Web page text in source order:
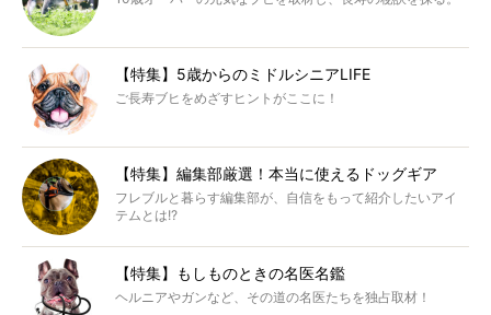
【特集】5歳からのミドルシニアLIFE
ご長寿ブヒをめざすヒントがここに！
【特集】編集部厳選！本当に使えるドッグギア
フレブルと暮らす編集部が、自信をもって紹介したいアイ
テムとは!?
【特集】もしものときの名医名鑑
ヘルニアやガンなど、その道の名医たちを独占取材！